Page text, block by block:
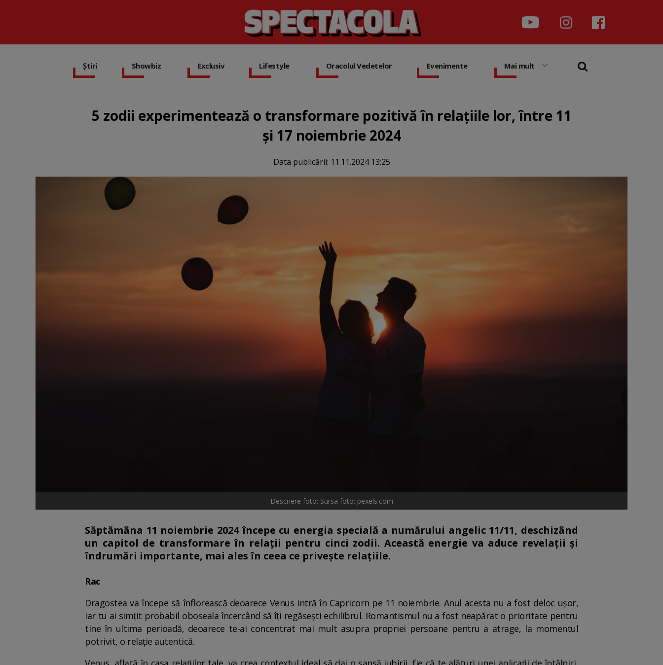
Știri Showbiz Exclusiv Lifestyle Oracolul Vedetelor Evenimente Mai mult
5 zodii experimentează o transformare pozitivă în relațiile lor, între 11
și 17 noiembrie 2024
Data publicării: 11.11.2024 13:25
Descriere foto: Sursa foto: pexels.com
Săptămâna 11 noiembrie 2024 începe cu energia specială a numărului angelic 11/11, deschizând
un capitol de transformare în relații pentru cinci zodii. Această energie va aduce revelații și
îndrumări importante, mai ales în ceea ce privește relațiile.
Rac
Dragostea va începe să înflorească deoarece Venus intră în Capricorn pe 11 noiembrie. Anul acesta nu a fost deloc ușor,
iar tu ai simțit probabil oboseala încercând să îți regăsești echilibrul. Romantismul nu a fost neapărat o prioritate pentru
tine în ultima perioadă, deoarece te-ai concentrat mai mult asupra propriei persoane pentru a atrage, la momentul
potrivit, o relație autentică.